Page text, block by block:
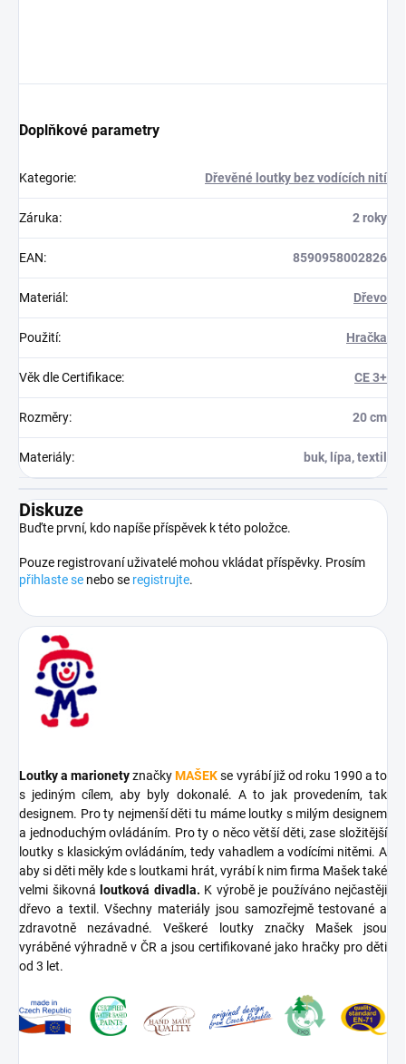
Doplňkové parametry
Kategorie: Dřevěné loutky bez vodících nití
Záruka: 2 roky
EAN: 8590958002826
Materiál : Dřevo
Použití: Hračka
Věk dle Certifikace: CE 3+
Rozměry: 20 cm
Materiály: buk, lípa, textil
Diskuze
Buďte první, kdo napíše příspěvek k této položce.
Pouze registrovaní uživatelé mohou vkládat příspěvky. Prosím
přihlaste se nebo se registrujte.
Loutky a marionetyznačkyMAŠEKse vyrábí již od roku 1990 a to
s jediným cílem, aby byly dokonalé. A to jak provedením, tak
designem. Pro ty nejmenší děti tu máme loutky s milým designem
a jednoduchým ovládáním. Pro ty o něco větší děti, zase složitější
loutky s klasickým ovládáním, tedy vahadlem a vodícími nitěmi. A
aby si děti měly kde s loutkami hrát, vyrábí k nim firma Mašek také
velmi šikovná loutková divadla. K výrobě je používáno nejčastěji
dřevo a textil. Všechny materiály jsou samozřejmě testované a
zdravotně nezávadné. Veškeré loutky značky Mašek jsou
vyráběné výhradně v ČR a jsou certifikované jako hračky pro děti
od 3 let.